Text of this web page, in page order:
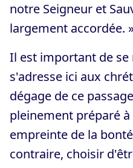
notre Seigneur et
largement accordée.
Il est important de se
s'adresse ici aux
dégage de ce
pleinement préparé
empreinte de la
contraire, choisir